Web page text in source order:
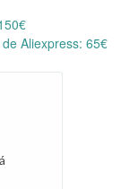
Aliexpress: 65€